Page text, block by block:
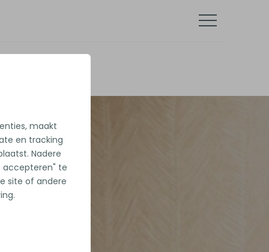
maakt
en tracking
Nadere
accepteren" te
site of andere